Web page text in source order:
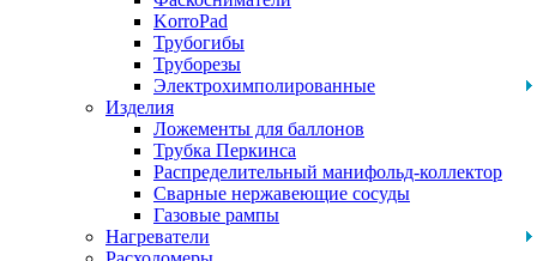
KorroPad
Трубогибы
Труборезы
Электрохимполированные
Изделия
Ложементы для баллонов
Трубка Перкинса
Распределительный манифольд-коллектор
Сварные нержавеющие сосуды
Газовые рампы
Нагреватели